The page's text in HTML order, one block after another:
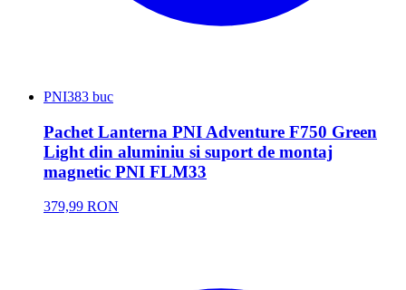
PNI383 buc
Pachet Lanterna PNI Adventure F750 Green
Light din aluminiu si suport de montaj
magnetic PNI FLM33
379,99 RON